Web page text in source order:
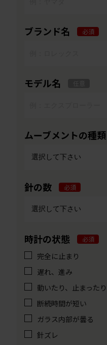
ブランド名 必須
モデル名
ムーブメントの種類
針の数 必須
時計の状態 必須
完全に止まり
遅れ、進み
動いたり、止まったり
断続時間が短い
ガラス内部が曇る
針ズレ